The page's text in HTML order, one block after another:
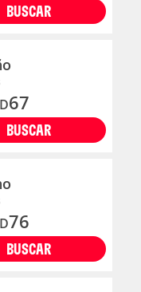
BUSCAR
67
BUSCAR
76
BUSCAR